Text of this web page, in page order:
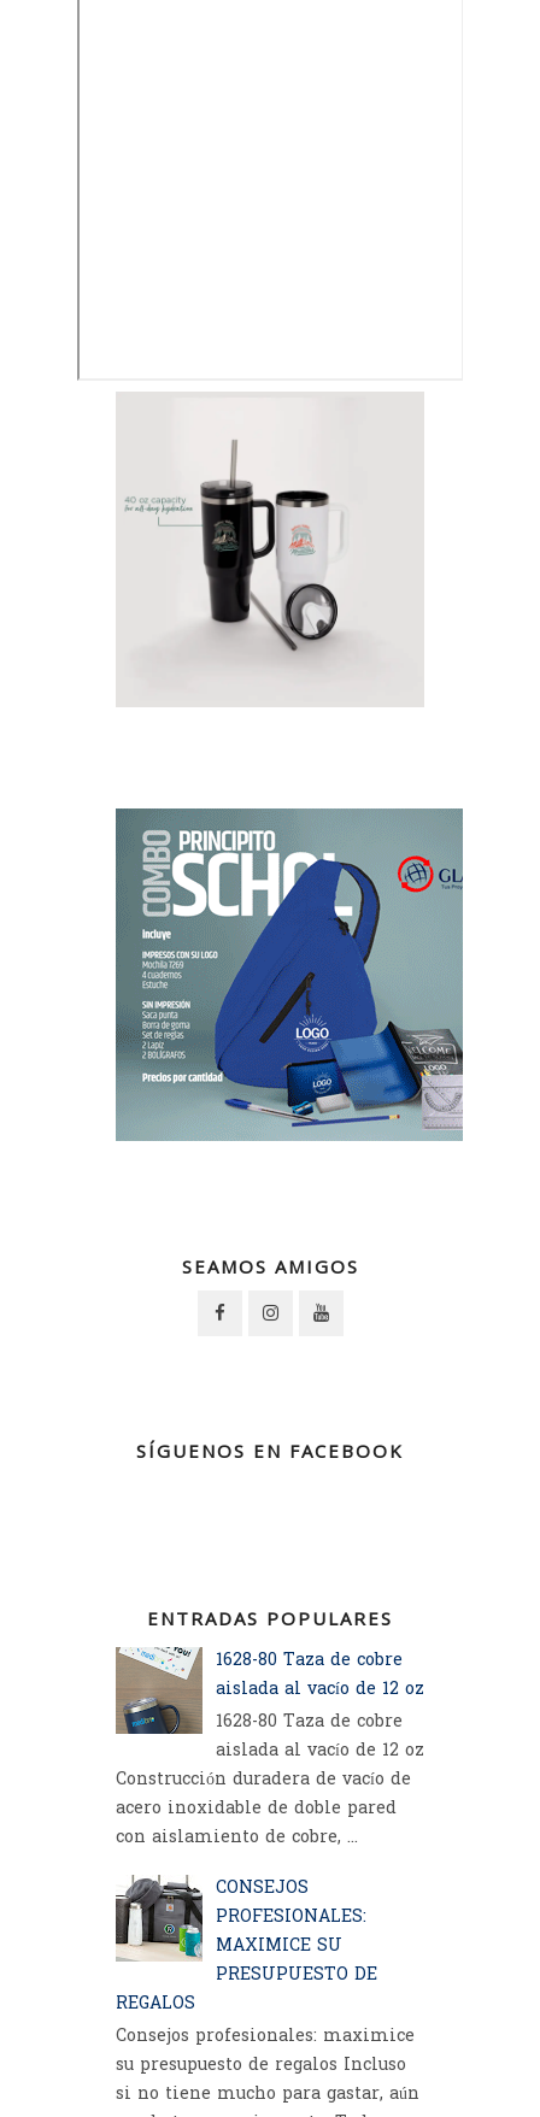
SEAMOS AMIGOS
SÍGUENOS EN FACEBOOK
ENTRADAS POPULARES
1628-80 Taza de cobre
aislada al vacío de 12 oz
1628-80 Taza de cobre
aislada al vacío de 12 oz
Construcción duradera de vacío de
acero inoxidable de doble pared
con aislamiento de cobre, ...
CONSEJOS
PROFESIONALES:
MAXIMICE SU
PRESUPUESTO DE
REGALOS
Consejos profesionales: maximice
su presupuesto de regalos Incluso
si no tiene mucho para gastar, aún